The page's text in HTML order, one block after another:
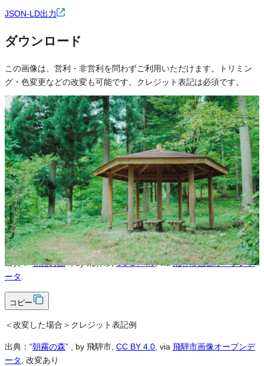
JSON-LD出力
ダウンロード
この画像は、営利・非営利を問わずご利用いただけます。トリミン
グ・色変更などの改変も可能です。クレジット表記は必須です。
※本サイトの利用規約 も適用されます。
営利利用
可
改変
可
クレジット表記
必須
クレジット表記例
出典：“朝霧の森”, by 飛騨市,CC BY 4.0, via飛騨市画像オープンデ
ータ
コピー
＜改変した場合＞クレジット表記例
出典：“朝霧の森” , by 飛騨市, CC BY 4.0 , via 飛騨市画像オープンデ
ータ
, 改変あり